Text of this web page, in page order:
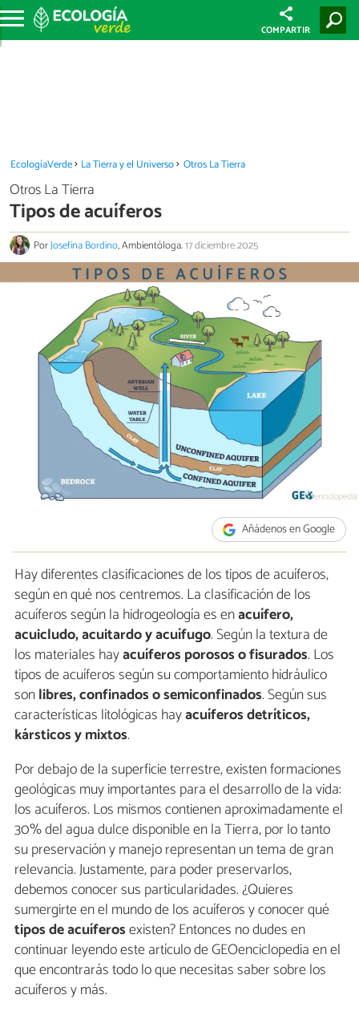
COMPARTIR
EcologíaVerde La Tierra y el Universo Otros La Tierra
Otros La Tierra
Tipos de acuíferos
PorJosefina Bordino, Ambientóloga.17 diciembre 2025
Añádenos en Google
Hay diferentes clasificaciones de los tipos de acuíferos,
según en qué nos centremos. La clasificación de los
acuíferos según la hidrogeología es enacuífero,
acuicludo, acuitardo y acuífugo. Según la textura de
los materiales hayacuíferos porosos o fisurados. Los
tipos de acuíferos según su comportamiento hidráulico
sonlibres, confinados o semiconfinados. Según sus
características litológicas hayacuíferos detríticos,
kársticos y mixtos.
Por debajo de la superficie terrestre, existen formaciones
geológicas muy importantes para el desarrollo de la vida:
los acuíferos. Los mismos contienen aproximadamente el
30% del agua dulce disponible en la Tierra, por lo tanto
su preservación y manejo representan un tema de gran
relevancia. Justamente, para poder preservarlos,
debemos conocer sus particularidades. ¿Quieres
sumergirte en el mundo de los acuíferos y conocer qué
tipos de acuíferosexisten? Entonces no dudes en
continuar leyendo este artículo de GEOenciclopedia en el
que encontrarás todo lo que necesitas saber sobre los
acuíferos y más.